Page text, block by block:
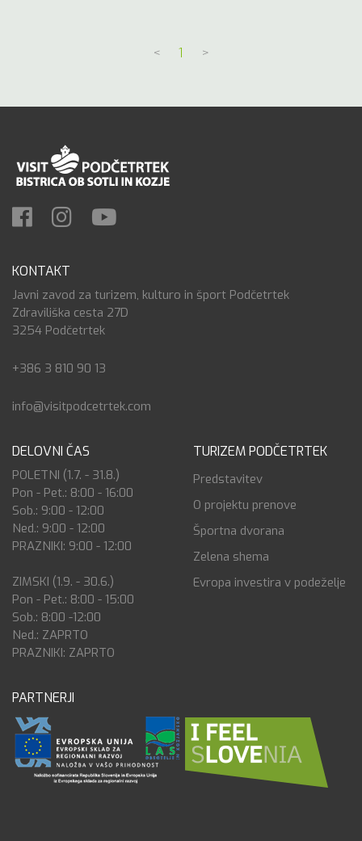
< 1 >
KONTAKT
Javni zavod za turizem, kulturo in šport Podčetrtek
Zdraviliška cesta 27D
3254 Podčetrtek
+386 3 810 90 13
info@visitpodcetrtek.com
DELOVNI ČAS
POLETNI (1.7. - 31.8.)
Pon - Pet.: 8:00 - 16:00
Sob.: 9:00 - 12:00
Ned.: 9:00 - 12:00
PRAZNIKI: 9:00 - 12:00
ZIMSKI (1.9. - 30.6.)
Pon - Pet.: 8:00 - 15:00
Sob.: 8:00 -12:00
Ned.: ZAPRTO
PRAZNIKI: ZAPRTO
TURIZEM PODČETRTEK
Predstavitev
O projektu prenove
Športna dvorana
Zelena shema
Evropa investira v podeželje
PARTNERJI